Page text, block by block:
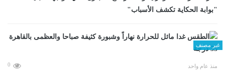
"بوابة الحكاية تكشف الأسباب"
غير مصنف
منذ عام واحد 0